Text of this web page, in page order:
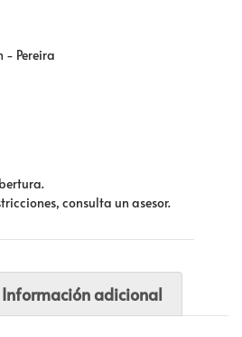
- Pereira
consulta un asesor.
Información adicional